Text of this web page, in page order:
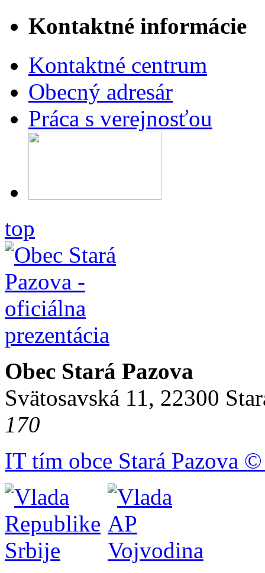
Kontaktné informácie
Kontaktné centrum
Obecný adresár
Práca s verejnosťou
top
Obec Stará Pazova
Svätosavská 11, 22300
170
IT tím obce Stará Pazova